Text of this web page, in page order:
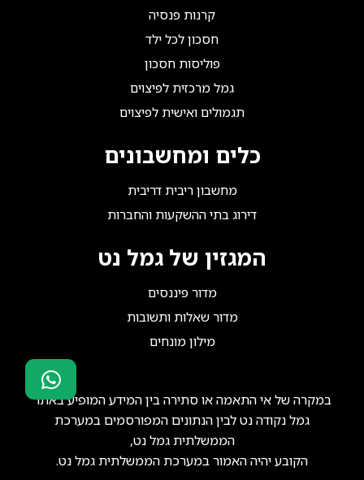
קרנות פנסיה
חסכון לכל ילד
פוליסות חסכון
גמל מרכזית לפיצוים
תגמולים ואישית לפיצוים
כלים ומחשבונים
מחשבון ריבית דריבית
דירוג בתי ההשקעות והחברות
המגזין של גמל נט
מדור פיננסים
מדור שאלות ותשובות
מילון מונחים
במקרה של אי התאמה או סתירה בין המידע המופיע באתר
גמל נקודה נט לבין הנתונים המפורסמים במערכת
הממשלתית גמל נט,
הקובע יהיה האמור במערכת הממשלתית גמל נט.
סוכני ביטוח?
הצטרפו אלינו!